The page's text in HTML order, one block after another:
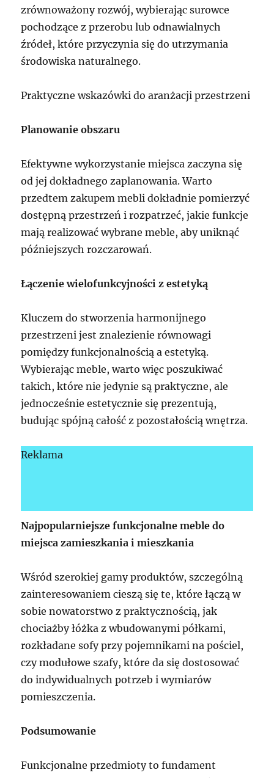
zrównoważony rozwój, wybierając surowce
pochodzące z przerobu lub odnawialnych
źródeł, które przyczynia się do utrzymania
środowiska naturalnego.
Praktyczne wskazówki do aranżacji przestrzeni
Planowanie obszaru
Efektywne wykorzystanie miejsca zaczyna się
od jej dokładnego zaplanowania. Warto
przedtem zakupem mebli dokładnie pomierzyć
dostępną przestrzeń i rozpatrzeć, jakie funkcje
mają realizować wybrane meble, aby uniknąć
późniejszych rozczarowań.
Łączenie wielofunkcyjności z estetyką
Kluczem do stworzenia harmonijnego
przestrzeni jest znalezienie równowagi
pomiędzy funkcjonalnością a estetyką.
Wybierając meble, warto więc poszukiwać
takich, które nie jedynie są praktyczne, ale
jednocześnie estetycznie się prezentują,
budując spójną całość z pozostałością wnętrza.
Reklama
Najpopularniejsze funkcjonalne meble do
miejsca zamieszkania i mieszkania
Wśród szerokiej gamy produktów, szczególną
zainteresowaniem cieszą się te, które łączą w
sobie nowatorstwo z praktycznością, jak
chociażby łóżka z wbudowanymi półkami,
rozkładane sofy przy pojemnikami na pościel,
czy modułowe szafy, które da się dostosować
do indywidualnych potrzeb i wymiarów
pomieszczenia.
Podsumowanie
Funkcjonalne przedmioty to fundament